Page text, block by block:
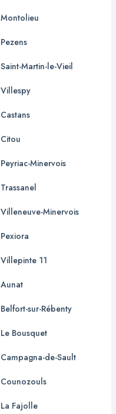
Montolieu
Pezens
Saint-Martin-le-Vieil
Villespy
Castans
Citou
Peyriac-Minervois
Trassanel
Villeneuve-Minervois
Pexiora
Villepinte 11
Aunat
Belfort-sur-Rébenty
Le Bousquet
Campagna-de-Sault
Counozouls
La Fajolle